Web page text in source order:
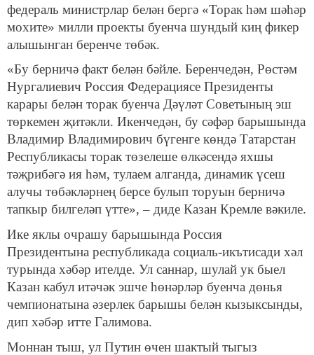
федераль министрлар белән бергә «Торак һәм шәһәр
мохите» милли проекты буенча шундый киң фикер
алышынган беренче төбәк.
«Бу берничә факт белән бәйле. Беренчедән, Рөстәм
Нургалиевич Россия Федерациясе Президенты
карары белән торак буенча Дәүләт Советының эш
төркемен җитәкли. Икенчедән, бу сәфәр барышында
Владимир Владимирович бүгенге көндә Татарстан
Республикасы торак төзелеше өлкәсендә яхшы
тәҗрибәгә ия һәм, тулаем алганда, динамик үсеш
алучы төбәкләрнең берсе булып торуын берничә
тапкыр билгеләп үтте», – диде Казан Кремле вәкиле.
Ике яклы очрашу барышында Россия
Президентына республикада социаль-икътисади хәл
турында хәбәр ителде. Ул саннар, шулай ук быел
Казан кабул итәчәк эшче һөнәрләр буенча дөнья
чемпионатына әзерлек барышы белән кызыксынды,
дип хәбәр итте Галимова.
Моннан тыш, ул Путин өчен шактый тыгыз